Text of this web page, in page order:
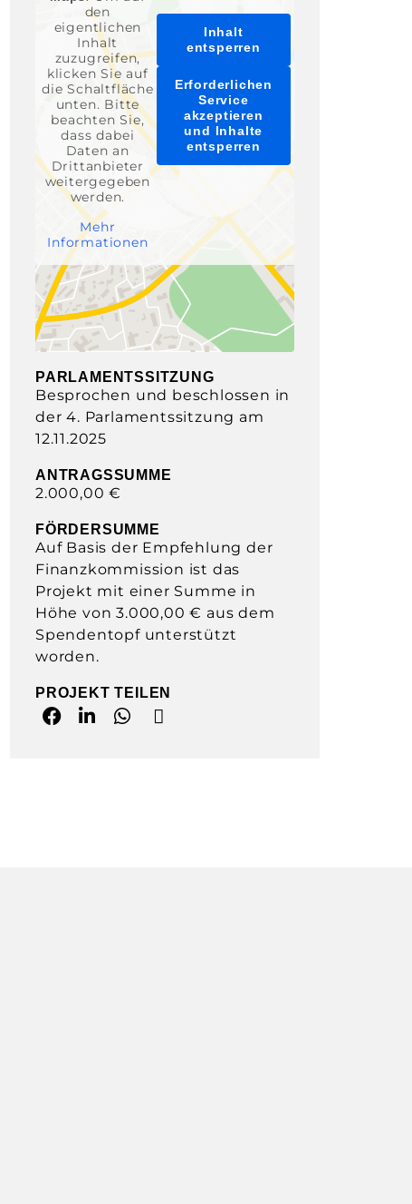
den
eigentlichen
Inhalt
zuzugreifen,
klicken Sie auf
die Schaltfläche
unten. Bitte
beachten Sie,
dass dabei
Daten an
Drittanbieter
weitergegeben
werden.
Mehr
Informationen
Inhalt
entsperren
Erforderlichen
Service
akzeptieren
und Inhalte
entsperren
PARLAMENTSSITZUNG
Besprochen und beschlossen in
der 4. Parlamentssitzung am
12.11.2025
ANTRAGSSUMME
2.000,00 €
FÖRDERSUMME
Auf Basis der Empfehlung der
Finanzkommission ist das
Projekt mit einer Summe in
Höhe von 3.000,00 € aus dem
Spendentopf unterstützt
worden.
PROJEKT TEILEN